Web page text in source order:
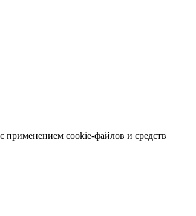
применением cookie-файлов и средств